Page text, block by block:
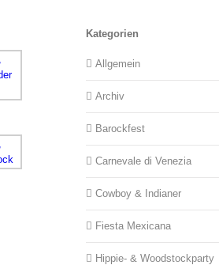
Kategorien
Allgemein
Archiv
Barockfest
Carnevale di Venezia
Cowboy & Indianer
Fiesta Mexicana
Hippie- & Woodstockparty